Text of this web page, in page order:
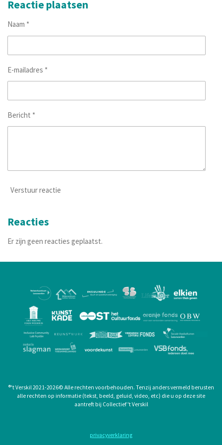
e
n
l
r
e
e
n
Reactie plaatsen
Naam *
E-mailadres *
Bericht *
Verstuur reactie
Reacties
Er zijn geen reacties geplaatst.
®'t Verskil 2021-2026© Alle rechten voorbehouden. Tenzij anders vermeld berusten
alle rechten op informatie (tekst, beeld, geluid, video, etc) die u op deze site
aantreft bij Collectief 't Verskil
privacyverklaring